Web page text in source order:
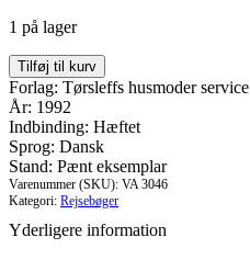
1 på lager
Den
grønne
syltebog
-
300
opskrifter.
antal
Tilføj til kurv
Forlag: Tørsleffs husmoder service
År: 1992
Indbinding: Hæftet
Sprog: Dansk
Stand: Pænt eksemplar
Varenummer (SKU): VA 3046
Kategori: Rejsebøger
Yderligere information